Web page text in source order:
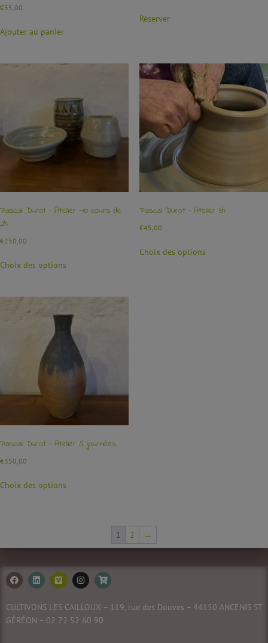
€35,00
Ajouter au panier
Réserver
Pascal Durot – Atelier -10 cours de
2h
€250,00
Choix des options
Pascal Durot – Atelier 3h
€45,00
Choix des options
Pascal Durot – Atelier 5 journées
€350,00
Choix des options
1 2 →
CULTIVONS LES CAILLOUX – 119, rue des Douves – 44150 ANCENIS ST
GÉRÉON – 02 72 52 60 90